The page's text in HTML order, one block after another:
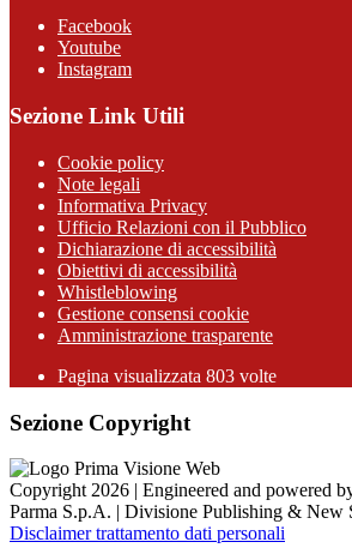
Facebook
Youtube
Instagram
Sezione Link Utili
Cookie policy
Note legali
Informativa Privacy
Ufficio Relazioni con il Pubblico
Dichiarazione di accessibilità
Obiettivi di accessibilità
Whistleblowing
Gestione consensi cookie
Amministrazione trasparente
Pagina visualizzata 803 volte
Sezione Copyright
Copyright 2026 | Engineered and powered
Parma S.p.A. | Divisione Publishing & New
Disclaimer trattamento dati personali